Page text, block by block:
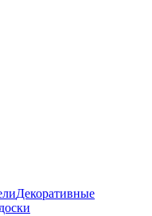
Декоративные